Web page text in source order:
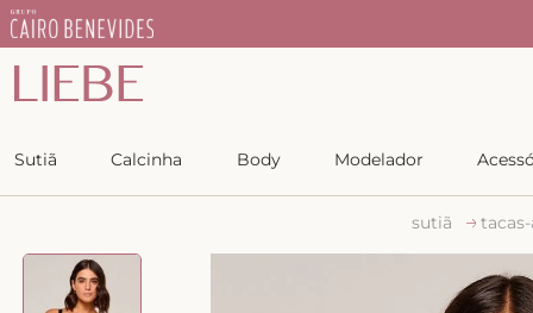
em 4x sem juros
Sutiã Calcinha Body Modelador
sutiã